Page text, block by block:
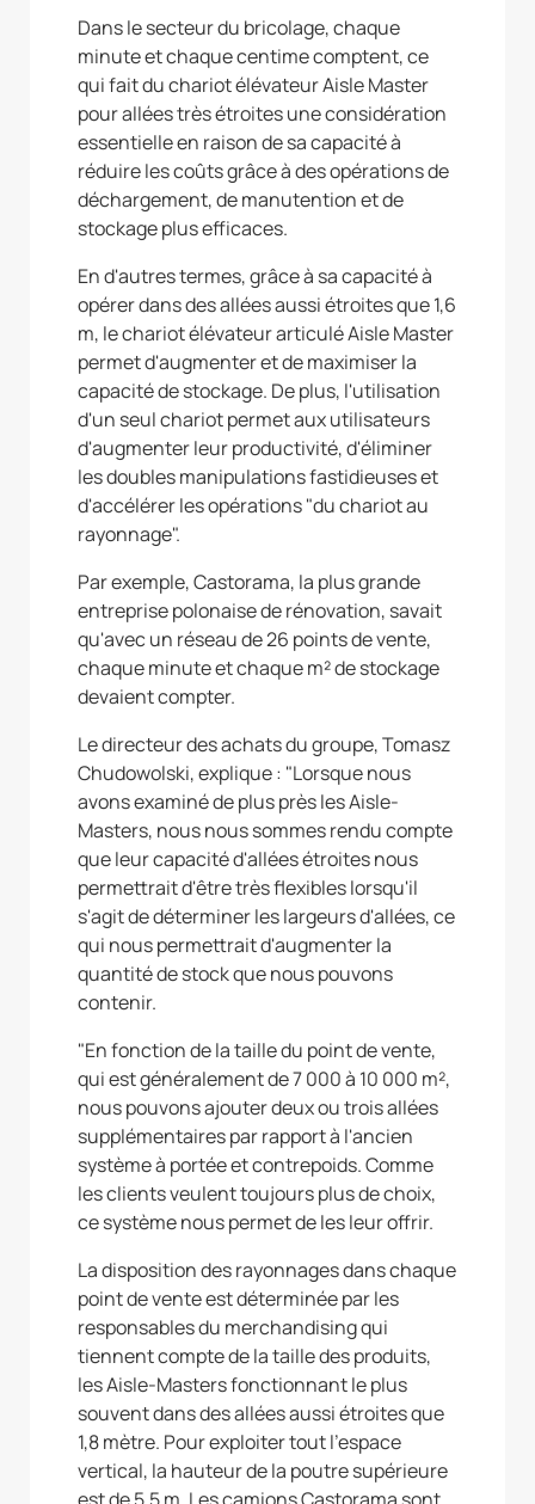
Dans le secteur du bricolage, chaque
minute et chaque centime comptent, ce
qui fait du chariot élévateur Aisle Master
pour allées très étroites une considération
essentielle en raison de sa capacité à
réduire les coûts grâce à des opérations de
déchargement, de manutention et de
stockage plus efficaces.
En d'autres termes, grâce à sa capacité à
opérer dans des allées aussi étroites que 1,6
m, le chariot élévateur articulé Aisle Master
permet d'augmenter et de maximiser la
capacité de stockage. De plus, l'utilisation
d'un seul chariot permet aux utilisateurs
d'augmenter leur productivité, d'éliminer
les doubles manipulations fastidieuses et
d'accélérer les opérations "du chariot au
rayonnage".
Par exemple, Castorama, la plus grande
entreprise polonaise de rénovation, savait
qu'avec un réseau de 26 points de vente,
chaque minute et chaque m² de stockage
devaient compter.
Le directeur des achats du groupe, Tomasz
Chudowolski, explique : "Lorsque nous
avons examiné de plus près les Aisle-
Masters, nous nous sommes rendu compte
que leur capacité d'allées étroites nous
permettrait d'être très flexibles lorsqu'il
s'agit de déterminer les largeurs d'allées, ce
qui nous permettrait d'augmenter la
quantité de stock que nous pouvons
contenir.
"En fonction de la taille du point de vente,
qui est généralement de 7 000 à 10 000 m²,
nous pouvons ajouter deux ou trois allées
supplémentaires par rapport à l'ancien
système à portée et contrepoids. Comme
les clients veulent toujours plus de choix,
ce système nous permet de les leur offrir.
La disposition des rayonnages dans chaque
point de vente est déterminée par les
responsables du merchandising qui
tiennent compte de la taille des produits,
les Aisle-Masters fonctionnant le plus
souvent dans des allées aussi étroites que
1,8 mètre. Pour exploiter tout l'espace
vertical, la hauteur de la poutre supérieure